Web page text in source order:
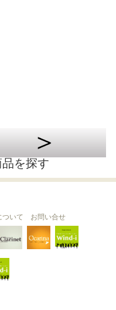
を探す
Clarinet
ついて お問い合せ